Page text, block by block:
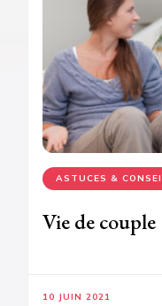
ASTUCES &
Vie de
10 JUIN 2021